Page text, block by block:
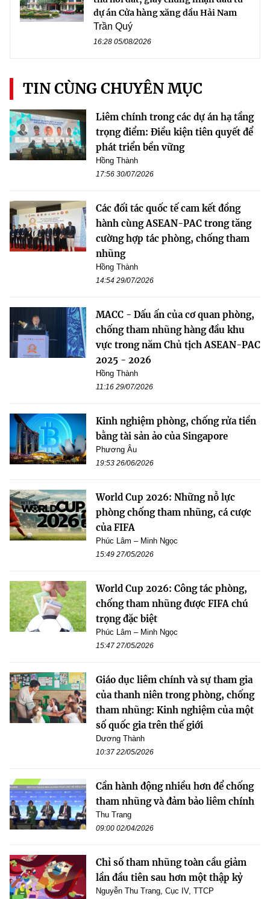
dự án Cửa hàng xăng dầu Hải Nam
Trần Quý
16:28 05/08/2026
TIN CÙNG CHUYÊN MỤC
Liêm chính trong các dự án hạ tầng
trọng điểm: Điều kiện tiên quyết để
phát triển bền vững
Hồng Thành
17:56 30/07/2026
Các đối tác quốc tế cam kết đồng
hành cùng ASEAN-PAC trong tăng
cường hợp tác phòng, chống tham
nhũng
Hồng Thành
14:54 29/07/2026
MACC - Dấu ấn của cơ quan phòng,
chống tham nhũng hàng đầu khu
vực trong năm Chủ tịch ASEAN-PAC
2025 - 2026
Hồng Thành
11:16 29/07/2026
Kinh nghiệm phòng, chống rửa tiền
bằng tài sản ảo của Singapore
Phương Âu
19:53 26/06/2026
World Cup 2026: Những nỗ lực
phòng chống tham nhũng, cá cược
của FIFA
Phúc Lâm – Minh Ngọc
15:49 27/05/2026
World Cup 2026: Công tác phòng,
chống tham nhũng được FIFA chú
trọng đặc biệt
Phúc Lâm – Minh Ngọc
15:47 27/05/2026
Giáo dục liêm chính và sự tham gia
của thanh niên trong phòng, chống
tham nhũng: Kinh nghiệm của một
số quốc gia trên thế giới
Dương Thành
10:37 22/05/2026
Cần hành động nhiều hơn để chống
tham nhũng và đảm bảo liêm chính
Thu Trang
09:00 02/04/2026
Chỉ số tham nhũng toàn cầu giảm
lần đầu tiên sau hơn một thập kỷ
Nguyễn Thu Trang, Cục IV, TTCP